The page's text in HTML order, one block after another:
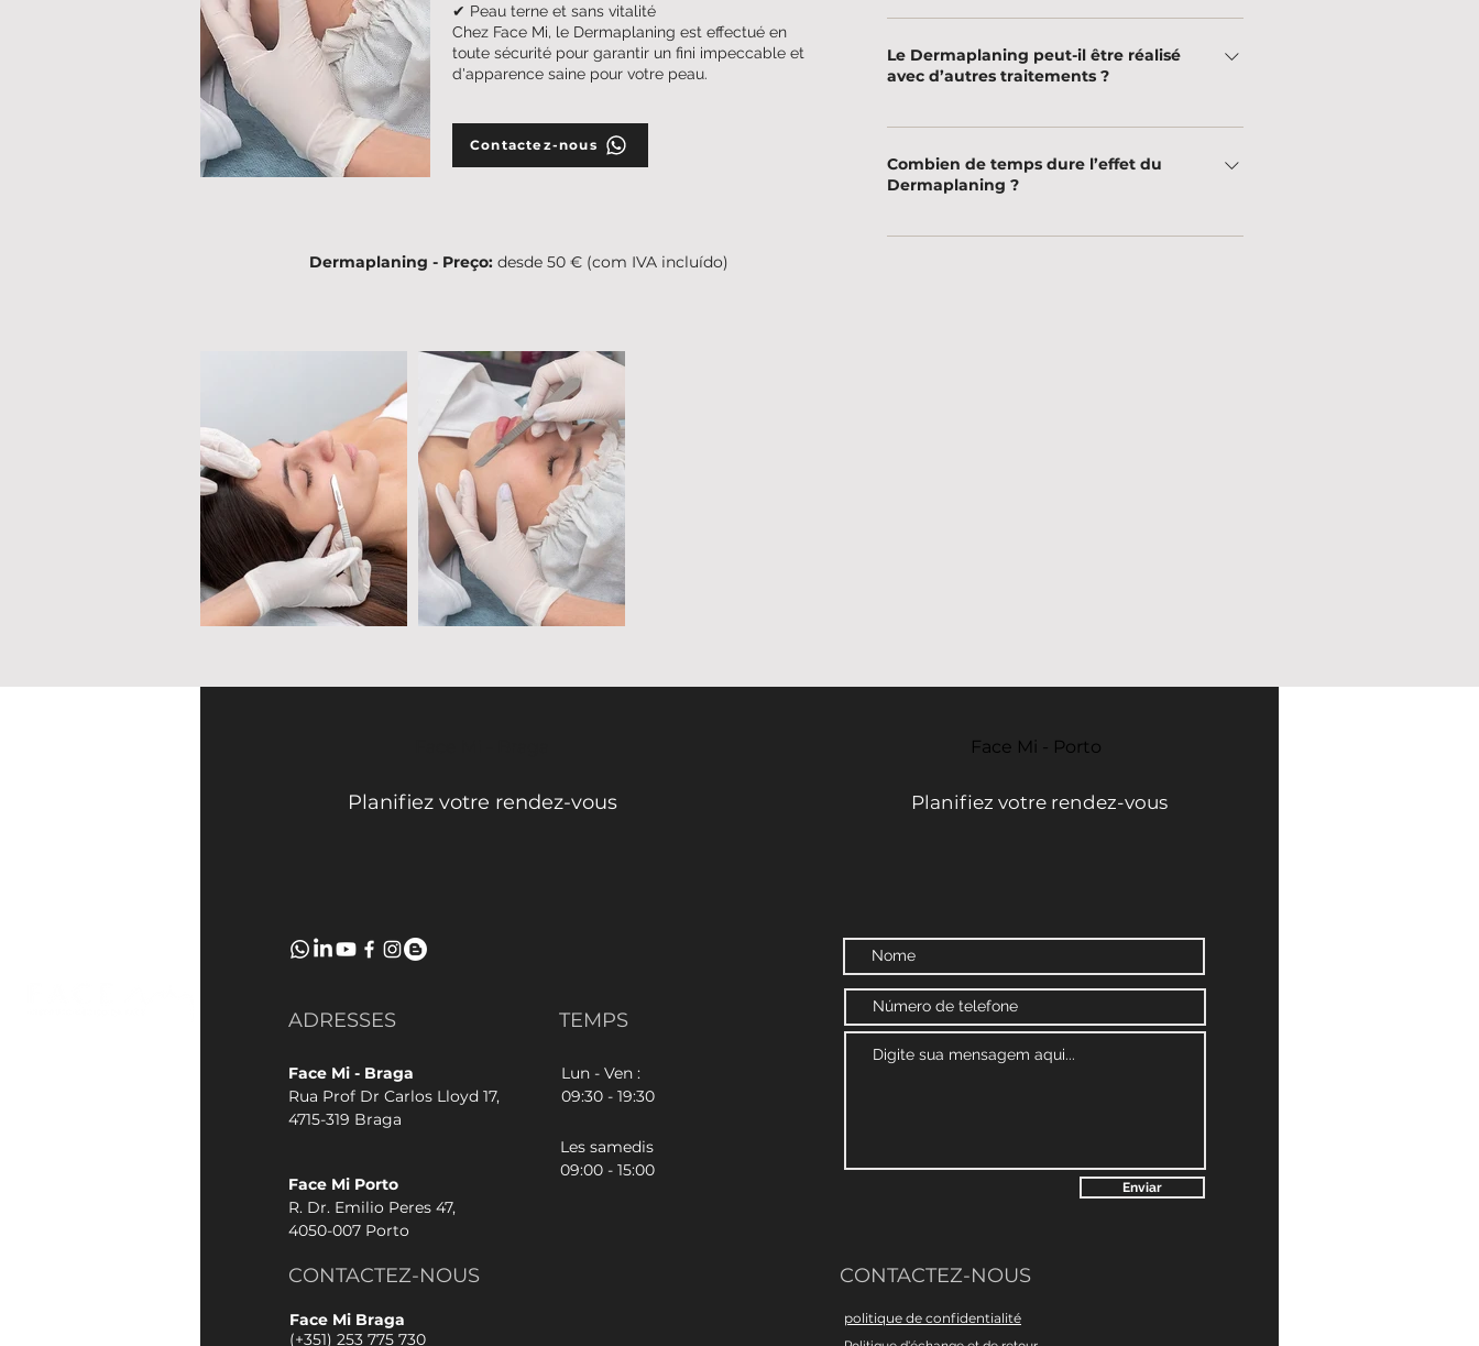
✔ Peau terne et sans vitalité
Chez Face Mi, le Dermaplaning est effectué en
toute sécurité pour garantir un fini impeccable et
d'apparence saine pour votre peau.
Contactez-nous
Dermaplaning - Preço: desde 50 € (com IVA incluído)
La procédure convient à tous les types de peau, à
sensibles.
Le Dermaplaning peut-il être réalisé
avec d’autres traitements ?
Oui ! Il peut être associé à des crèmes hydratantes,
résultats.
Combien de temps dure l’effet du
Dermaplaning ?
Les résultats durent environ 3 à 4 semaines, selon le
Planifiez votre rendez-vous
ADRESSES TEMPS
Face Mi - Braga
Rua Prof Dr Carlos Lloyd 17,
4715-319 Braga
Lun - Ven :
09:30 - 19:30
Les samedis
09:00 - 15:00
Face Mi Porto
R. Dr. Emilio Peres 47,
4050-007 Porto
CONTACTEZ-NOUS
Face Mi Braga
(+351) 253 775 730
Enviar
CONTACTEZ-NOUS
politique de confidentialité
Face Mi - Porto
Planifiez votre rendez-vous